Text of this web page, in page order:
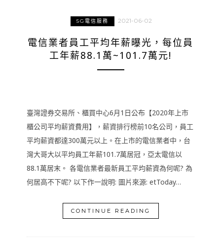
5G電信服務 2021-06-02
電信業者員工平均年薪曝光，每位員
工年薪88.1萬~101.7萬元!
臺灣證券交易所、櫃買中心6月1日公布【2020年上市
櫃公司平均薪資費用】，薪資排行榜前10名公司，員工
平均薪資都達300萬元以上。在上市的電信業者中，台
灣大哥大以平均員工年薪101.7萬居冠，亞太電信以
88.1萬居末。 各電信業者最新員工平均薪資為何呢? 為
何居高不下呢? 以下作一說明: 圖片來源: etToday…
CONTINUE READING